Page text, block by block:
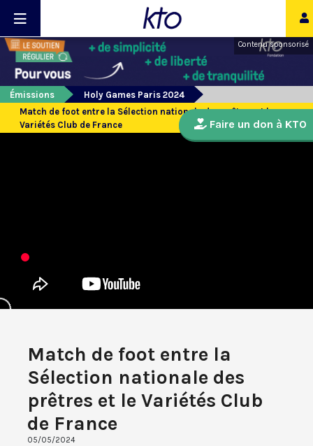
Contenu sponsorisé
Émissions
Holy Games Paris 2024
Match de foot entre la Sélection nationale des prêtres et le
Variétés Club de France
Match de foot entre la
Sélection nationale des
prêtres et le Variétés Club
de France
05/05/2024
Faire un don à KTO